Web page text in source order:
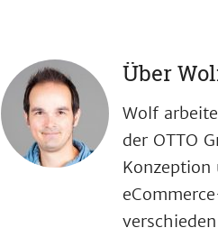
Über
Wolf
der OTTO